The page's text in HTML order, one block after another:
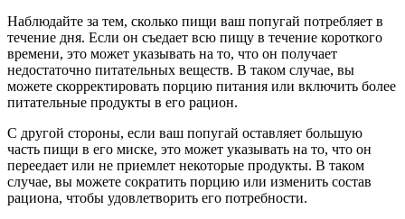
Наблюдайте за тем, сколько пищи ваш попугай потребляет в
течение дня. Если он съедает всю пищу в течение короткого
времени, это может указывать на то, что он получает
недостаточно питательных веществ. В таком случае, вы
можете скорректировать порцию питания или включить более
питательные продукты в его рацион.
С другой стороны, если ваш попугай оставляет большую
часть пищи в его миске, это может указывать на то, что он
переедает или не приемлет некоторые продукты. В таком
случае, вы можете сократить порцию или изменить состав
рациона, чтобы удовлетворить его потребности.